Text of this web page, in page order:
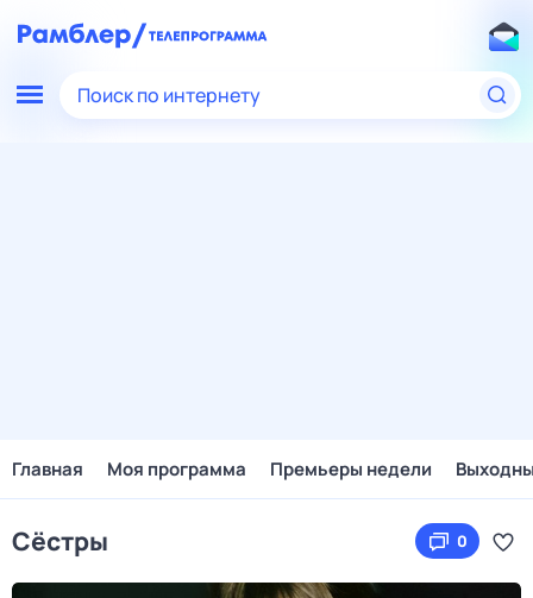
Поиск по интернету
Главная Моя программа Премьеры недели
Сёстры 0